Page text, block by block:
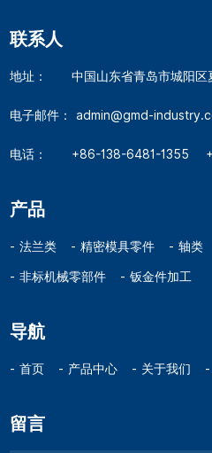
联系人
地址： 中国山东省青岛市城阳区
电子邮件： admin@gmd-
电话： +86-138-6481-1355
产品
法兰类 精密模具零件 轴类
非标机械零部件 钣金件加工
导航
首页 产品中心 关于我们
留言